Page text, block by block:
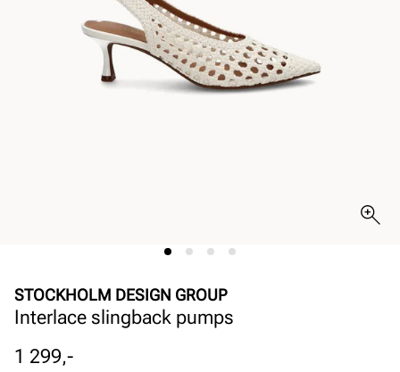
STOCKHOLM DESIGN GROUP
Interlace slingback pumps
Pris
1 299,-